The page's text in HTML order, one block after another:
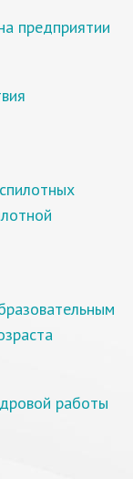
предприятии
работы